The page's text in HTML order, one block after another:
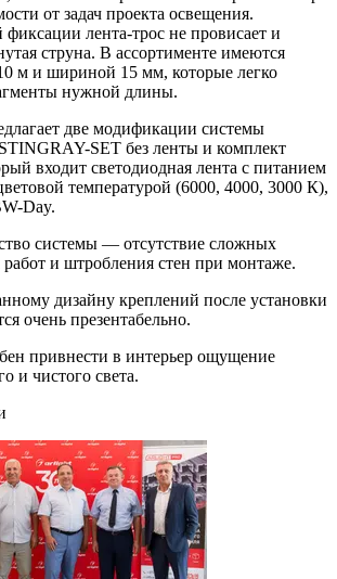
от задач проекта освещения.
фиксации лента-трос не провисает и
струна. В ассортименте имеются
м и шириной 15 мм, которые легко
нужной длины.
две модификации системы
SET без ленты и комплект
входит светодиодная лента с питанием
температурой (6000, 4000, 3000 К),
Day.
системы — отсутствие сложных
и штробления стен при монтаже.
дизайну креплений после установки
очень презентабельно.
привнести в интерьер ощущение
и чистого света.